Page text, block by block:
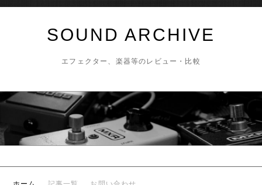
SOUND ARCHIVE
エフェクター、楽器等のレビュー・比較